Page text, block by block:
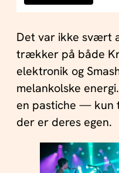
Det var ikke svært
trækker på både
elektronik og
melankolske
en pastiche — kun
der er deres egen.